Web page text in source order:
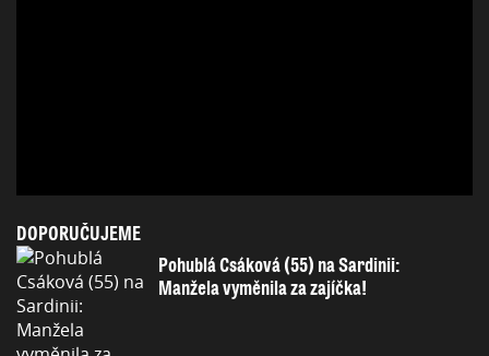
DOPORUČUJEME
Pohublá Csáková (55) na Sardinii:
Manžela vyměnila za zajíčka!